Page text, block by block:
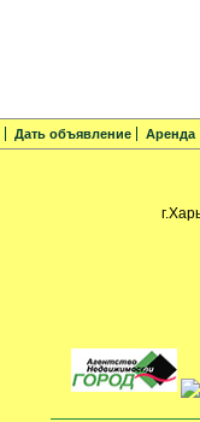
Дать объявление Аренда